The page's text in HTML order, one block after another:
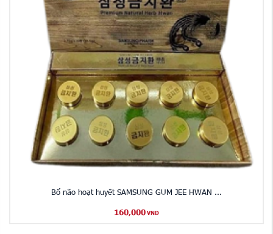
Bổ não hoạt huyết SAMSUNG GUM JEE HWAN ...
160,000 VND